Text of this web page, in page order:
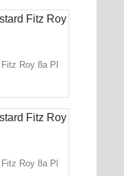
Roy 8a Pl
Roy 8a Pl